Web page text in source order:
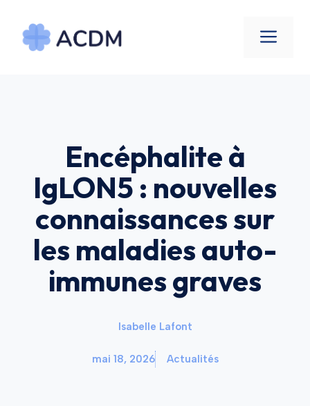
contenu
Encéphalite à
IgLON5 : nouvelles
connaissances sur
les maladies auto-
immunes graves
Isabelle Lafont
mai 18, 2026 Actualités